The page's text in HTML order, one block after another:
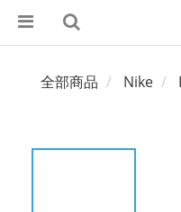
全部商品 Nike